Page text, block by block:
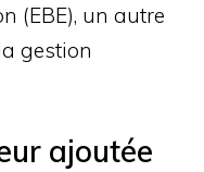
(EBE), un autre
gestion
ajoutée